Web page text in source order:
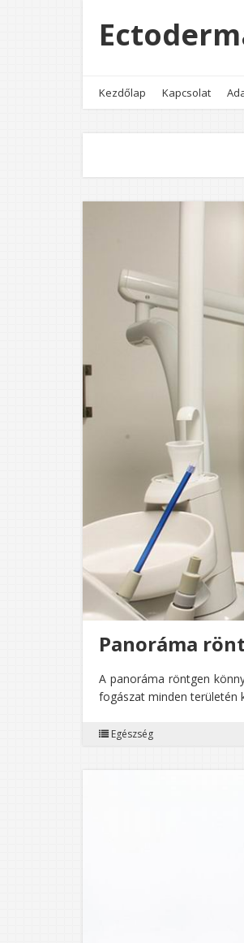
Kezdőlap Kapcsolat
Panoráma
A panoráma röntgen
fogászat minden területén
Egészség